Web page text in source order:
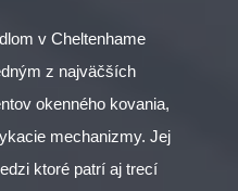
v Cheltenhame
z najväčších
okenného kovania,
mechanizmy. Jej
ktoré patrí aj trecí